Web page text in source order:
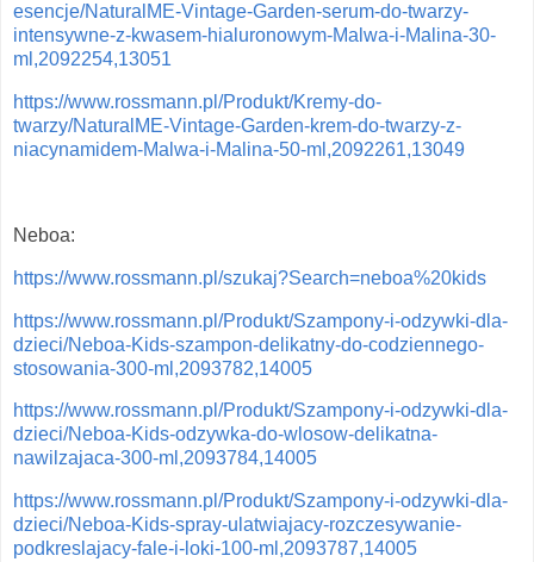
esencje/NaturalME-Vintage-Garden-serum-do-twarzy-
intensywne-z-kwasem-hialuronowym-Malwa-i-Malina-30-
ml,2092254,13051
https://www.rossmann.pl/Produkt/Kremy-do-
twarzy/NaturalME-Vintage-Garden-krem-do-twarzy-z-
niacynamidem-Malwa-i-Malina-50-ml,2092261,13049
Neboa:
https://www.rossmann.pl/szukaj?Search=neboa%20kids
https://www.rossmann.pl/Produkt/Szampony-i-odzywki-dla-
dzieci/Neboa-Kids-szampon-delikatny-do-codziennego-
stosowania-300-ml,2093782,14005
https://www.rossmann.pl/Produkt/Szampony-i-odzywki-dla-
dzieci/Neboa-Kids-odzywka-do-wlosow-delikatna-
nawilzajaca-300-ml,2093784,14005
https://www.rossmann.pl/Produkt/Szampony-i-odzywki-dla-
dzieci/Neboa-Kids-spray-ulatwiajacy-rozczesywanie-
podkreslajacy-fale-i-loki-100-ml,2093787,14005